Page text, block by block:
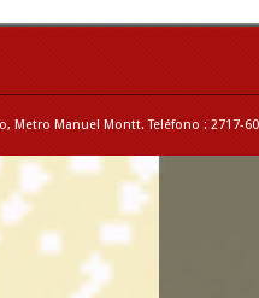
Metro Manuel Montt. Teléfono : 2717-